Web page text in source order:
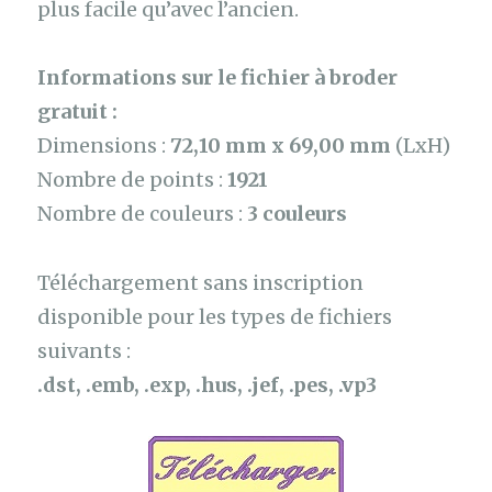
plus facile qu’avec l’ancien.
Informations sur le fichier à broder
gratuit :
Dimensions : 72,10 mm x 69,00 mm (LxH)
Nombre de points :1921
Nombre de couleurs : 3 couleurs
Téléchargement sans inscription
disponible pour les types de fichiers
suivants :
.dst, .emb, .exp, .hus, .jef, .pes, .vp3